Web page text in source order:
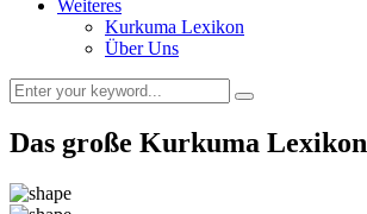
Weiteres
Kurkuma Lexikon
Über Uns
Das große Kurkuma Lexikon